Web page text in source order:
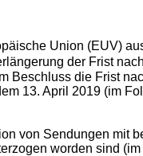
Union (EUV)
der Frist
Beschluss die Frist
13. April 2019 (im
von Sendungen mit
worden sind